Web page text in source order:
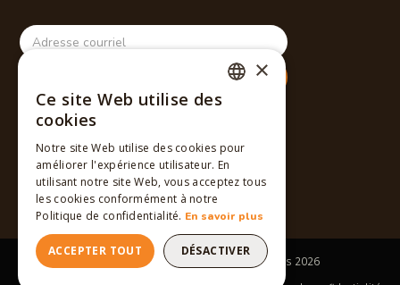
RÉSEAUX SOCIAUX
Tous droits réservés © Winslow Dancers 2026
×
Ce site Web utilise des
cookies
Notre site Web utilise des cookies pour
améliorer l'expérience utilisateur. En
utilisant notre site Web, vous acceptez tous
les cookies conformément à notre
Politique de confidentialité. En savoir plus
ACCEPTER TOUT DÉSACTIVER